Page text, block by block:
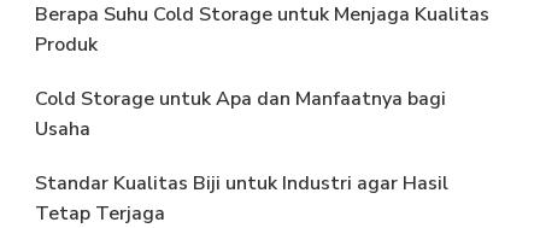
Berapa Suhu Cold Storage untuk Menjaga Kualitas
Produk
Cold Storage untuk Apa dan Manfaatnya bagi
Usaha
Standar Kualitas Biji untuk Industri agar Hasil
Tetap Terjaga